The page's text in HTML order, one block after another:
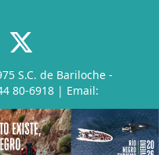
S.C. de Bariloche -
80-6918 | Email:
|Archivo
byTroop